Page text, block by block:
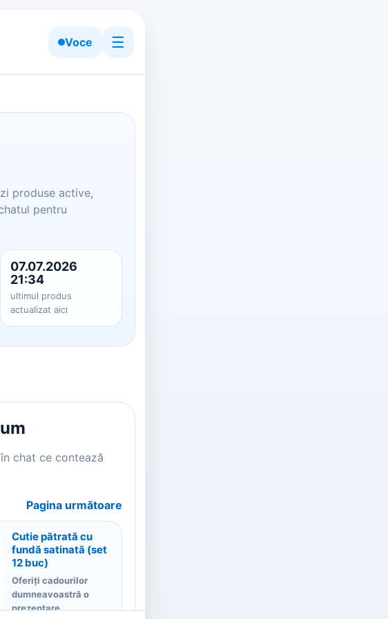
Voce ☰
produse active,
pentru
07.07.2026
21:34
ultimul produs
actualizat aici
chat ce contează
Pagina următoare
Cutie pătrată cu
fundă satinată (set
12 buc)
Oferiți cadourilor
dumneavoastră o
prezentare